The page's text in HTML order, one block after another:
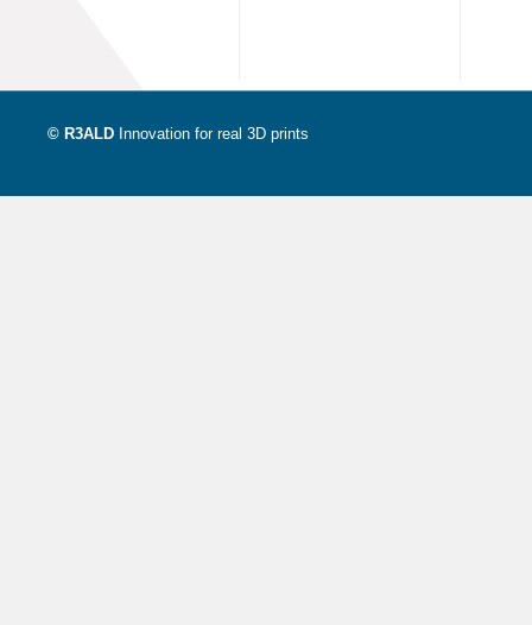
© R3ALD Innovation for real 3D prints